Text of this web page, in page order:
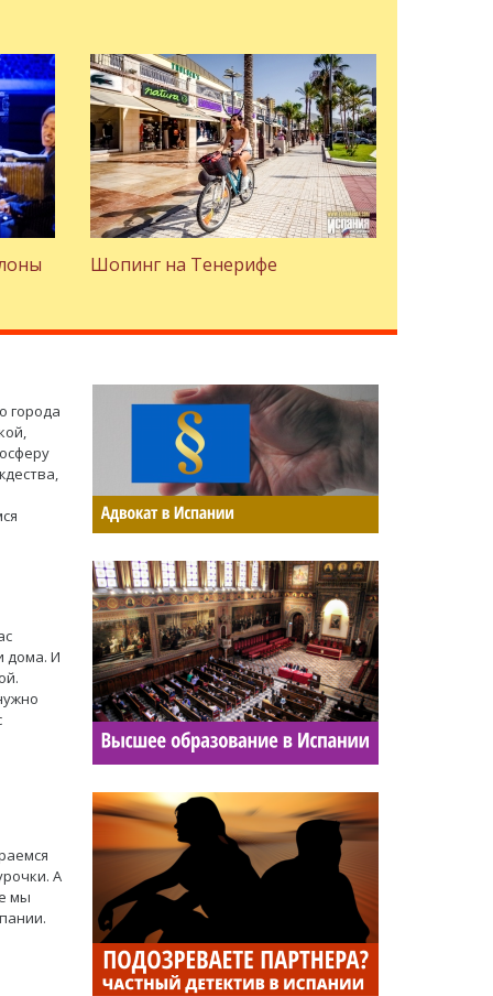
Шопинг на Тенерифе
города
дома. И
А
мы